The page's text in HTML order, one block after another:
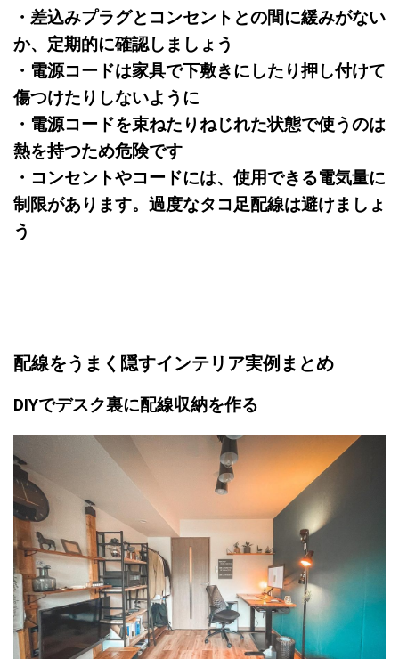
・差込みプラグとコンセントとの間に緩みがない
か、定期的に確認しましょう
・電源コードは家具で下敷きにしたり押し付けて
傷つけたりしないように
・電源コードを束ねたりねじれた状態で使うのは
熱を持つため危険です
・コンセントやコードには、使用できる電気量に
制限があります。過度なタコ足配線は避けましょ
う
配線をうまく隠すインテリア実例まとめ
DIYでデスク裏に配線収納を作る